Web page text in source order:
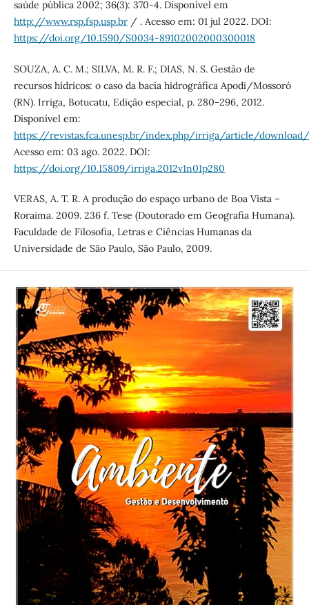
saúde pública 2002; 36(3): 370-4. Disponível em
http://www.rsp.fsp.usp.br/ . Acesso em: 01 jul 2022. DOI:
https://doi.org/10.1590/S0034-89102002000300018
SOUZA, A. C. M.; SILVA, M. R. F.; DIAS, N. S. Gestão de
recursos hídricos: o caso da bacia hidrográfica Apodi/Mossoró
(RN). Irriga, Botucatu, Edição especial, p. 280-296, 2012.
Disponível em:
https://revistas.fca.unesp.br/index.php/irriga/article/
Acesso em: 03 ago. 2022. DOI:
https://doi.org/10.15809/irriga.2012v1n01p280
VERAS, A. T. R. A produção do espaço urbano de Boa Vista –
Roraima. 2009. 236 f. Tese (Doutorado em Geografia Humana).
Faculdade de Filosofia, Letras e Ciências Humanas da
Universidade de São Paulo, São Paulo, 2009.